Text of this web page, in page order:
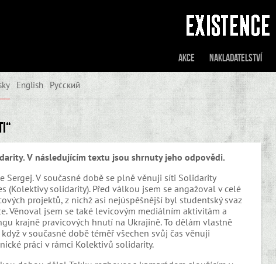
Akce Nakladatelství
English Русский
V následujícím textu jsou shrnuty jeho odpovědi.
Sergej. V současné době se plně věnuji síti Solidarity
(Kolektivy solidarity). Před válkou jsem se angažoval v celé
projektů, z nichž asi nejúspěšnější byl studentský svaz
Věnoval jsem se také levicovým mediálním aktivitám a
krajně pravicových hnutí na Ukrajině. To dělám vlastně
v současné době téměř všechen svůj čas věnuji
práci v rámci Kolektivů solidarity.